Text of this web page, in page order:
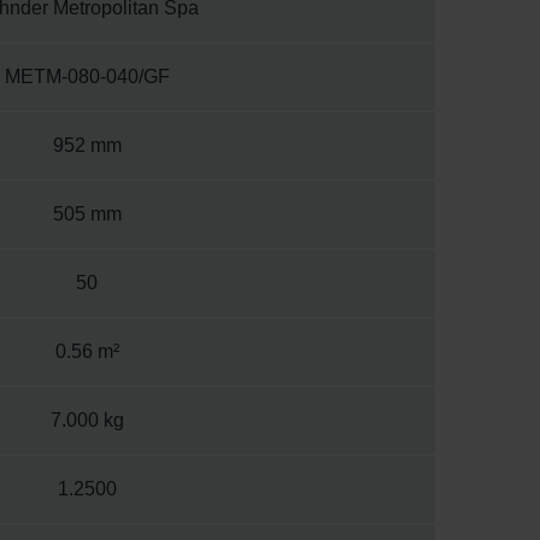
Metropolitan Spa
METM-080-040/GF
952 mm
505 mm
50
0.56 m²
7.000 kg
1.2500